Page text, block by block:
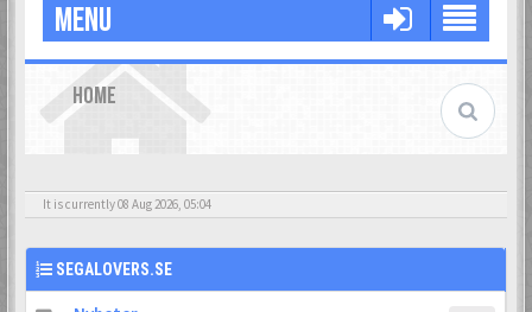
MENU
HOME
It is currently 08 Aug 2026, 05:04
SEGALOVERS.SE